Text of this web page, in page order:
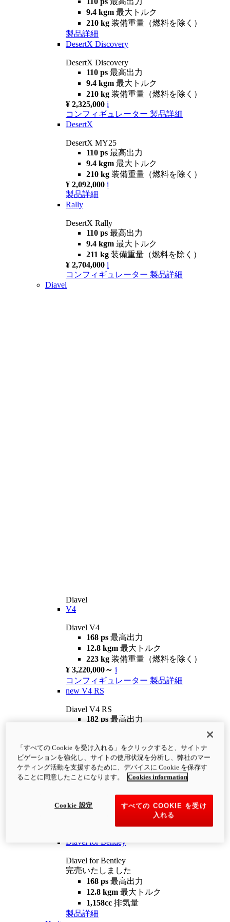
9.4 kgm 最大トルク
210 kg 装備重量（燃料を除く）
製品詳細
DesertX Discovery
DesertX Discovery
110 ps 最高出力
9.4 kgm 最大トルク
210 kg 装備重量（燃料を除く）
¥ 2,325,000 i
コンフィギュレーター 製品詳細
DesertX
DesertX MY25
110 ps 最高出力
9.4 kgm 最大トルク
210 kg 装備重量（燃料を除く）
¥ 2,092,000 i
製品詳細
Rally
DesertX Rally
110 ps 最高出力
9.4 kgm 最大トルク
211 kg 装備重量（燃料を除く）
¥ 2,704,000 i
コンフィギュレーター 製品詳細
Diavel
Diavel
V4
Diavel V4
168 ps 最高出力
12.8 kgm 最大トルク
223 kg 装備重量（燃料を除く）
¥ 3,220,000～ i
コンフィギュレーター 製品詳細
new V4 RS
Diavel V4 RS
182 ps 最高出力
¥4,400,000 i
コンフィギュレーター 製品詳細
newV4 RS 100
12.2 kgm
最大トルク
装備重量（燃料を除く）
Diavel for Bentley
Diavel for Bentley
完売いたしました
168 ps 最高出力
12.8 kgm 最大トルク
1,158cc 排気量
製品詳細
「すべての Cookie を受け入れる」をクリックすると、サイトナ
ビゲーションを強化し、サイトの使用状況を分析し、弊社のマー
ケティング活動を支援するために、デバイスに Cookie を保存す
ることに同意したことになります。
Cookies information
すべての COOKIE を受け
入れる
Cookie 設定